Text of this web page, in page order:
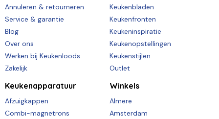
Annuleren & retourneren
Service & garantie
Blog
Over ons
Werken bij Keukenloods
Zakelijk
Keukenbladen
Keukenfronten
Keukeninspiratie
Keukenopstellingen
Keukenstijlen
Outlet
Keukenapparatuur
Afzuigkappen
Combi-magnetrons
Winkels
Almere
Amsterdam